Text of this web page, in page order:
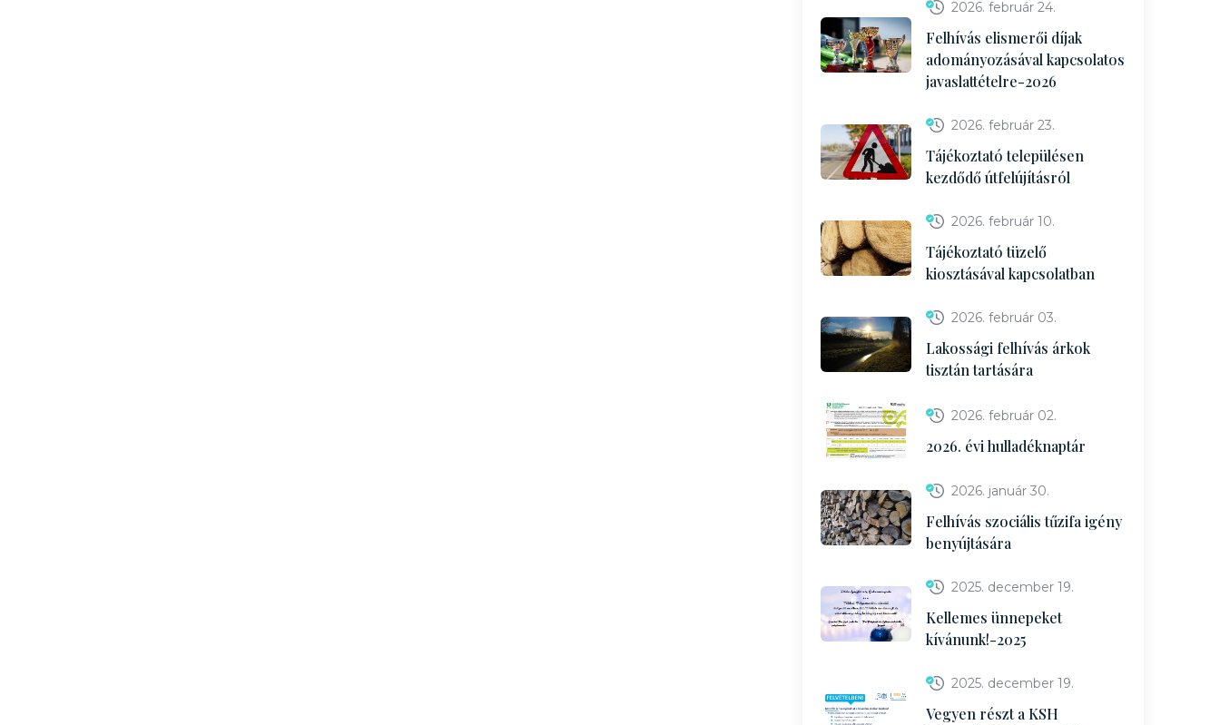
2026. február 24.
Felhívás elismerői díjak
adományozásával kapcsolatos
javaslattételre-2026
2026. február 23.
Tájékoztató településen
kezdődő útfelújításról
2026. február 10.
Tájékoztató tüzelő
kiosztásával kapcsolatban
2026. február 03.
Lakossági felhívás árkok
tisztán tartására
2026. február 02.
2026. évi hulladéknaptár
2026. január 30.
Felhívás szociális tűzifa igény
benyújtására
2025. december 19.
Kellemes ünnepeket
kívánunk!-2025
2025. december 19.
Vegyen részt a KSH